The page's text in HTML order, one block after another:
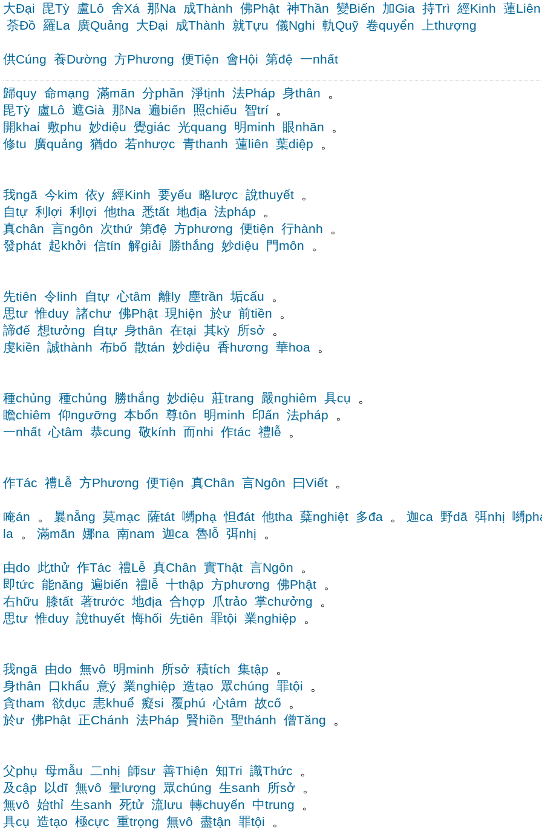
大Đại 毘Tỳ 盧Lô 舍Xá 那Na 成Thành 佛Phật 神Thần 變Biến 加Gia 持Trì 經Kinh 蓮Liên
荼Đồ 羅La 廣Quảng 大Đại 成Thành 就Tựu 儀Nghi 軌Quỹ 卷quyển 上thượng
供Cúng 養Dường 方Phương 便Tiện 會Hội 第đệ 一nhất
歸quy 命mạng 滿mãn 分phần 淨tịnh 法Pháp 身thân 。
毘Tỳ
盧Lô 遮Già 那Na 遍biến 照chiếu 智trí 。
開khai
敷phu 妙diệu 覺giác 光quang 明minh 眼nhãn 。
修tu
廣quảng 猶do 若nhược 青thanh 蓮liên 葉diệp 。
我ngã 今kim 依y 經Kinh 要yếu 略lược 說thuyết 。
自tự 利lợi 利lợi 他tha 悉tất 地địa 法pháp 。
真chân 言ngôn 次thứ 第đệ 方phương 便tiện 行hành 。
發phát 起khởi 信tín 解giải 勝thắng 妙diệu 門môn 。
先tiên 令linh 自tự 心tâm 離ly 塵trần 垢cấu 。
思tư 惟duy 諸chư 佛Phật 現hiện 於ư 前tiền 。
諦đế 想tưởng 自tự 身thân 在tại 其kỳ 所sở 。
虔kiền 誠thành 布bố 散tán 妙diệu 香hương 華hoa 。
種chủng 種chủng 勝thắng 妙diệu 莊trang 嚴nghiêm 具cụ 。
瞻chiêm 仰ngưỡng 本bổn 尊tôn 明minh 印ấn 法pháp 。
一nhất 心tâm 恭cung 敬kính 而nhi 作tác 禮lễ 。
作Tác 禮Lễ 方Phương 便Tiện 真Chân 言Ngôn 曰Viết 。
唵án 。 曩nẵng 莫mạc 薩tát 嚩phạ 怛đát 他tha 蘖nghiệt 多đa 。 迦ca 野dã 弭nhị 嚩
la 。 滿mãn 娜na 南nam 迦ca 魯lỗ 弭nhị 。
由do 此thử 作Tác 禮Lễ 真Chân 實Thật 言Ngôn 。
即tức 能năng 遍biến 禮lễ 十thập 方phương 佛Phật 。
右hữu
膝tất 著trước 地địa 合hợp 爪trảo 掌chưởng 。
思tư 惟duy 說thuyết 悔hối 先tiên 罪tội 業nghiệp 。
我ngã 由do 無vô 明minh 所sở 積tích 集tập 。
身thân
口khẩu 意ý 業nghiệp 造tạo 眾chúng 罪tội 。
貪tham 欲dục 恚khuể 癡si 覆phú 心tâm 故cố 。
於ư 佛Phật 正Chánh 法Pháp 賢hiền 聖thánh 僧Tăng 。
父phụ 母mẫu 二nhị 師sư 善Thiện 知Tri 識Thức 。
及cập
以dĩ 無vô 量lượng 眾chúng 生sanh 所sở 。
無vô 始thỉ 生sanh 死tử 流lưu 轉chuyển 中trung 。
具cụ 造tạo 極cực 重trọng 無vô 盡tận 罪tội 。